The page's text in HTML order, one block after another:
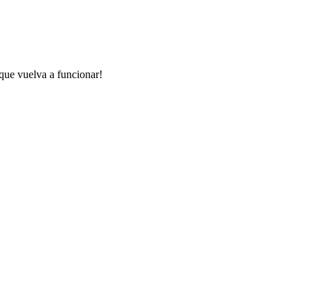
vuelva a funcionar!